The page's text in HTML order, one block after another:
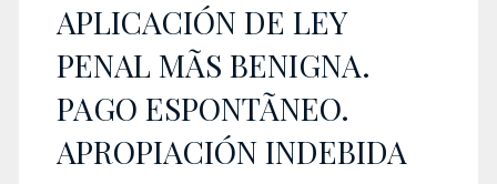
APLICACIÓN DE LEY
PENAL MÃS BENIGNA.
PAGO ESPONTÃNEO.
APROPIACIÓN INDEBIDA